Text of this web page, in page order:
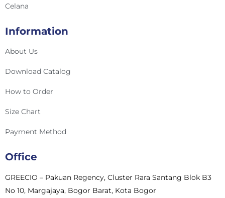
Celana
Information
About Us
Download Catalog
How to Order
Size Chart
Payment Method
Office
GREECIO – Pakuan Regency, Cluster Rara Santang Blok B3
No 10, Margajaya, Bogor Barat, Kota Bogor